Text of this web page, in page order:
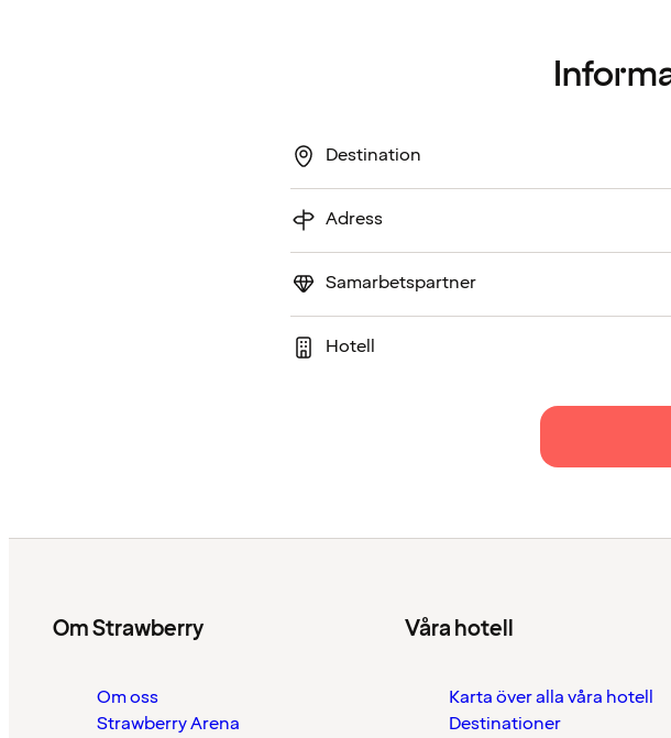
Destination
Adress
Samarbetspartner
Hotell
Om Strawberry
Om oss
Strawberry Arena
Våra hotell
Karta över alla våra hotell
Destinationer